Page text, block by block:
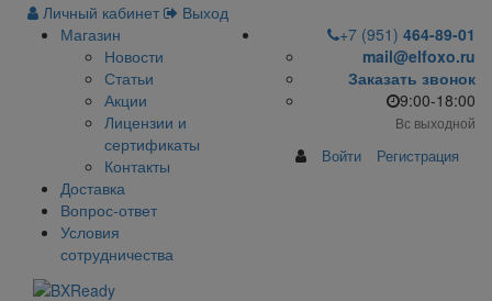
Личный кабинет
Выход
Магазин
Новости
Статьи
Акции
Лицензии и
сертификаты
Контакты
Доставка
Вопрос-ответ
Условия
сотрудничества
+7 (951) 464-89-01
mail@elfoxo.ru
Заказать звонок
9:00-18:00
Вс выходной
Войти Регистрация